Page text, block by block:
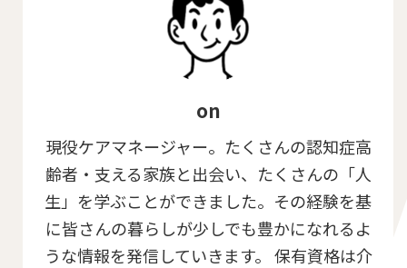
on
現役ケアマネージャー。たくさんの認知症高
齢者・支える家族と出会い、たくさんの「人
生」を学ぶことができました。その経験を基
に皆さんの暮らしが少しでも豊かになれるよ
うな情報を発信していきます。 保有資格は介